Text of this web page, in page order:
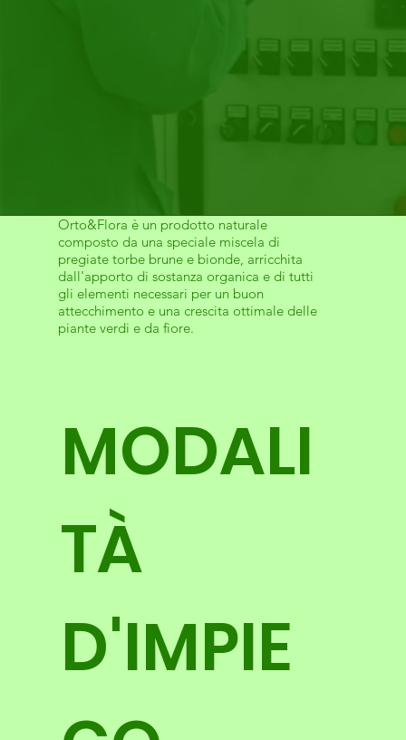
Orto&Flora è un prodotto naturale
composto da una speciale miscela di
pregiate torbe brune e bionde, arricchita
dall'apporto di sostanza organica e di tutti
gli elementi necessari per un buon
attecchimento e una crescita ottimale delle
piante verdi e da fiore.
MODALI
TÀ
D'IMPIE